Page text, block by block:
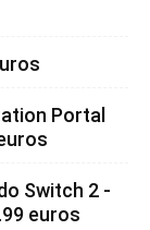
Portal
Switch 2 -
euros